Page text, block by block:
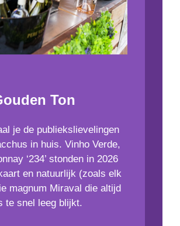
Ton
je de publiekslievelingen
in huis. Vinho Verde,
‘234’ stonden in 2026
en natuurlijk (zoals elk
magnum Miraval die altijd
te snel leeg blijkt.